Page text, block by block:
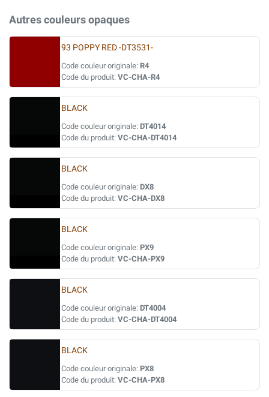
Autres couleurs opaques
93 POPPY RED -DT3531-
Code couleur originale: R4
Code du produit: VC-CHA-R4
BLACK
Code couleur originale: DT4014
Code du produit: VC-CHA-DT4014
BLACK
Code couleur originale: DX8
Code du produit: VC-CHA-DX8
BLACK
Code couleur originale: PX9
Code du produit: VC-CHA-PX9
BLACK
Code couleur originale: DT4004
Code du produit: VC-CHA-DT4004
BLACK
Code couleur originale: PX8
Code du produit: VC-CHA-PX8